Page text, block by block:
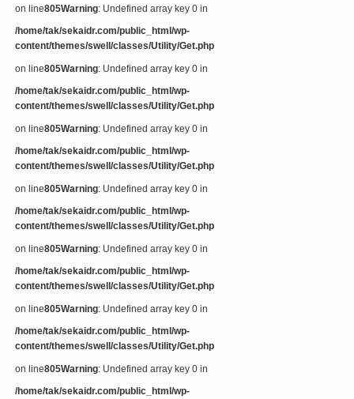
on line805Warning: Undefined array key 0 in
/home/tak/sekaidr.com/public_html/wp-
content/themes/swell/classes/Utility/Get.php
on line805Warning: Undefined array key 0 in
/home/tak/sekaidr.com/public_html/wp-
content/themes/swell/classes/Utility/Get.php
on line805Warning: Undefined array key 0 in
/home/tak/sekaidr.com/public_html/wp-
content/themes/swell/classes/Utility/Get.php
on line805Warning: Undefined array key 0 in
/home/tak/sekaidr.com/public_html/wp-
content/themes/swell/classes/Utility/Get.php
on line805Warning: Undefined array key 0 in
/home/tak/sekaidr.com/public_html/wp-
content/themes/swell/classes/Utility/Get.php
on line805Warning: Undefined array key 0 in
/home/tak/sekaidr.com/public_html/wp-
content/themes/swell/classes/Utility/Get.php
on line805Warning: Undefined array key 0 in
/home/tak/sekaidr.com/public_html/wp-